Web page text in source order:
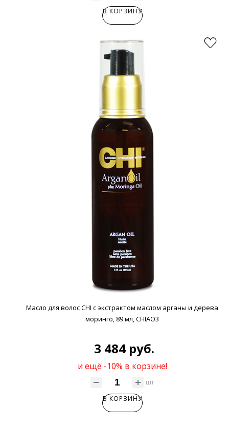
В КОРЗИНУ
Масло для волос CHI с экстрактом маслом арганы и дерева
моринго, 89 мл, CHIAO3
3 484 руб.
и ещё -10% в корзине!
шт
В КОРЗИНУ